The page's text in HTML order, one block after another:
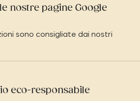
nostre pagine Google
sono consigliate dai nostri
eco-responsabile